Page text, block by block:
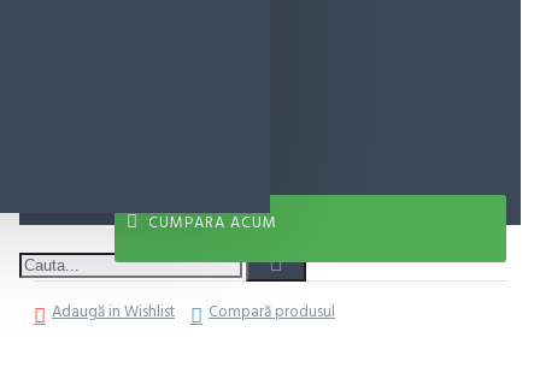
CUMPARA ACUM
Adaugă in Wishlist Compară produsul